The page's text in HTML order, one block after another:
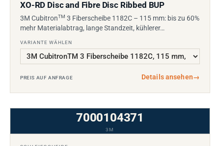
XO-RD Disc and Fibre Disc Ribbed BUP
3M CubitronTM 3 Fiberscheibe 1182C – 115 mm: bis zu 60%
mehr Materialabtrag, lange Standzeit, kühlerer…
VARIANTE WÄHLEN
PREIS AUF ANFRAGE Details ansehen→
7000104371
3M